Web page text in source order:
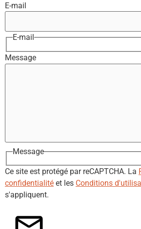
E-mail
E-mail
Message
Message
Ce site est protégé par reCAPTCHA. La
confidentialité et les Conditions
s'appliquent.